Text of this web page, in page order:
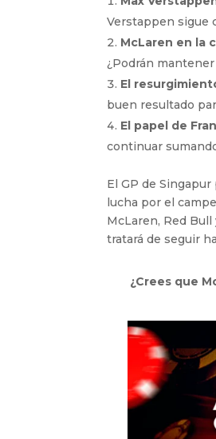
Verstappen sigue
McLaren en la
¿Podrán
El
buen resultado
El papel de
continuar
El GP de
lucha por el
McLaren, Red
tratará de seguir
¿Crees que